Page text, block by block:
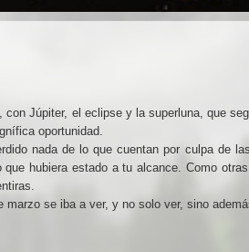
Júpiter, el eclipse y la superluna, que
oportunidad.
nada de lo que cuentan por culpa de
hubiera estado a tu alcance. Como
se iba a ver, y no solo ver, sino